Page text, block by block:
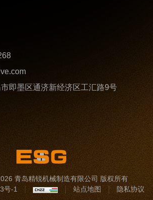
即墨区通济新经济区工汇路9号
青岛精锐机械制造有限公司 版权所有
号-1
站点地图 隐私协议